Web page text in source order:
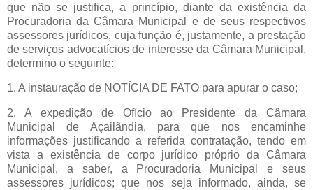
que não se justifica, a princípio, diante da existência da
Procuradoria da Câmara Municipal e de seus respectivos
assessores jurídicos, cuja função é, justamente, a prestação
de serviços advocatícios de interesse da Câmara Municipal,
determino o seguinte:
1. A instauração de NOTÍCIA DE FATO para apurar o caso;
2. A expedição de Ofício ao Presidente da Câmara
Municipal de Açailândia, para que nos encaminhe
informações justificando a referida contratação, tendo em
vista a existência de corpo jurídico próprio da Câmara
Municipal, a saber, a Procuradoria Municipal e seus
assessores jurídicos; que nos seja informado, ainda, se